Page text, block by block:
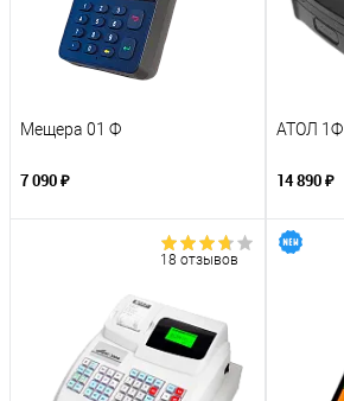
Мещера 01 Ф
7 090 ₽
АТОЛ 1Ф
14 890 ₽
18 отзывов